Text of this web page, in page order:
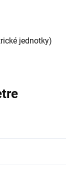
jednotky)